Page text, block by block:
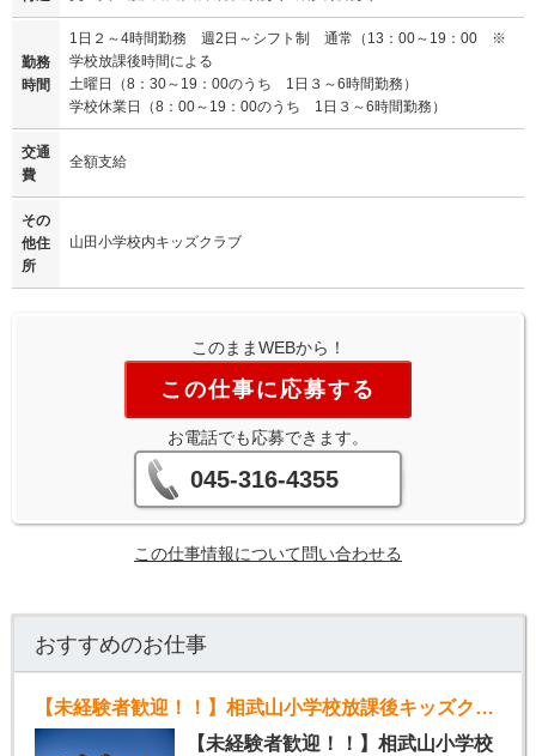
勤務
時間
1日２～4時間勤務 週2日～シフト制 通常（13：00～19：00 ※
学校放課後時間による
土曜日（8：30～19：00のうち 1日３～6時間勤務）
学校休業日（8：00～19：00のうち 1日３～6時間勤務）
交通
費
全額支給
その
他住
所
山田小学校内キッズクラブ
このままWEBから！
この仕事に応募する
お電話でも応募できます。
045-316-4355
この仕事情報について問い合わせる
おすすめのお仕事
【未経験者歓迎！！】相武山小学校放課後キッズクラブスタッフ募集!!
【未経験者歓迎！！】相武山小学校